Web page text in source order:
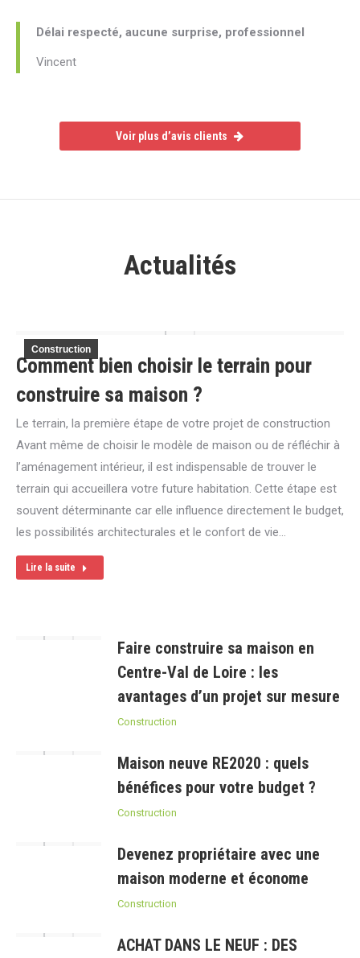
Délai respecté, aucune surprise, professionnel
Vincent
Voir plus d’avis clients
Actualités
Construction
Comment bien choisir le terrain pour
construire sa maison ?
Le terrain, la première étape de votre projet de construction
Avant même de choisir le modèle de maison ou de réfléchir à
l’aménagement intérieur, il est indispensable de trouver le
terrain qui accueillera votre future habitation. Cette étape est
souvent déterminante car elle influence directement le budget,
les possibilités architecturales et le confort de vie…
Lire la suite
Faire construire sa maison en
Centre-Val de Loire : les
avantages d’un projet sur mesure
Construction
Maison neuve RE2020 : quels
bénéfices pour votre budget ?
Construction
Devenez propriétaire avec une
maison moderne et économe
Construction
ACHAT DANS LE NEUF : DES